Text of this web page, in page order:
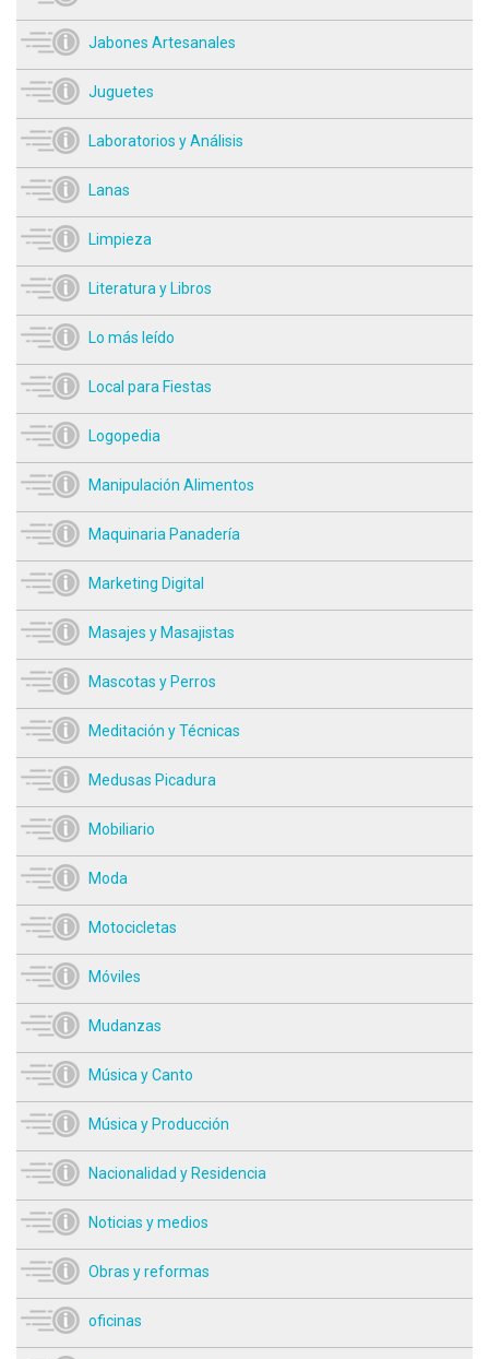
Jabones Artesanales
Juguetes
Laboratorios y Análisis
Lanas
Limpieza
Literatura y Libros
Lo más leído
Local para Fiestas
Logopedia
Manipulación Alimentos
Maquinaria Panadería
Marketing Digital
Masajes y Masajistas
Mascotas y Perros
Meditación y Técnicas
Medusas Picadura
Mobiliario
Moda
Motocicletas
Móviles
Mudanzas
Música y Canto
Música y Producción
Nacionalidad y Residencia
Noticias y medios
Obras y reformas
oficinas